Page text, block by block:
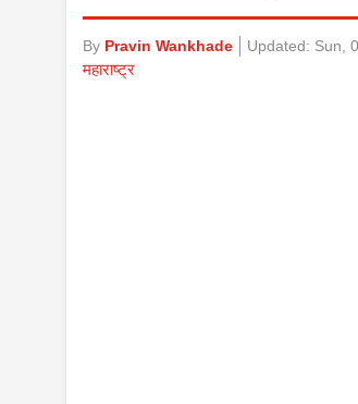
By Pravin Wankhade Updated: Sun,
महाराष्ट्र